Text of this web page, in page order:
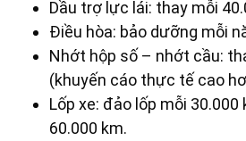
Dầu trợ lực lái: thay mỗi
Điều hòa: bảo dưỡng mỗi
Nhớt hộp số – nhớt cầu:
(khuyến cáo thực tế cao
Lốp xe: đảo lốp mỗi
60.000 km.